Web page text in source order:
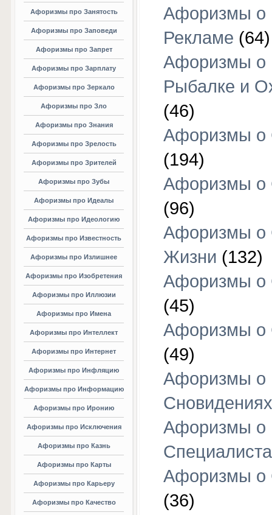
Афоризмы про Занятость
Афоризмы про Заповеди
Афоризмы про Запрет
Афоризмы про Зарплату
Афоризмы про Зеркало
Афоризмы про Зло
Афоризмы про Знания
Афоризмы про Зрелость
Афоризмы про Зрителей
Афоризмы про Зубы
Афоризмы про Идеалы
Афоризмы про Идеологию
Афоризмы про Известность
Афоризмы про Излишнее
Афоризмы про Изобретения
Афоризмы про Иллюзии
Афоризмы про Имена
Афоризмы про Интеллект
Афоризмы про Интернет
Афоризмы про Инфляцию
Афоризмы про Информацию
Афоризмы про Иронию
Афоризмы про Исключения
Афоризмы про Казнь
Афоризмы про Карты
Афоризмы про Карьеру
Афоризмы про Качество
Афоризмы о
Рекламе (64)
Афоризмы о
Рыбалке и
(46)
Афоризмы о
(194)
Афоризмы о
(96)
Афоризмы о
Жизни (132)
Афоризмы о
(45)
Афоризмы о
(49)
Афоризмы о
Сновидениях
Афоризмы о
Афоризмы о
(36)